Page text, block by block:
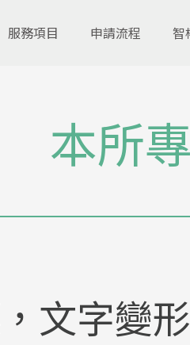
服務項目 申請流程 智
本所
文字變